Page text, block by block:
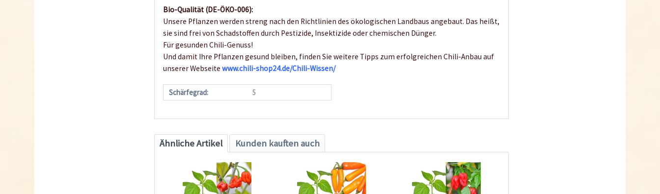
Bio-Qualität (DE-ÖKO-006):
Unsere Pflanzen werden streng nach den Richtlinien des ökologischen Landbaus angebaut. Das heißt,
sie sind frei von Schadstoffen durch Pestizide, Insektizide oder chemischen Dünger.
Für gesunden Chili-Genuss!
Und damit Ihre Pflanzen gesund bleiben, finden Sie weitere Tipps zum erfolgreichen Chili-Anbau auf
unserer Webseitewww.chili-shop24.de/Chili-Wissen/
Schärfegrad: 5
Ähnliche Artikel Kunden kauften auch